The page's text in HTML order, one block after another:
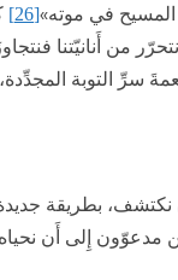
في موته»[26]
من أَنانيّتنا
سرِّ التوبة
بطريقة
إِلى أَن نحياه